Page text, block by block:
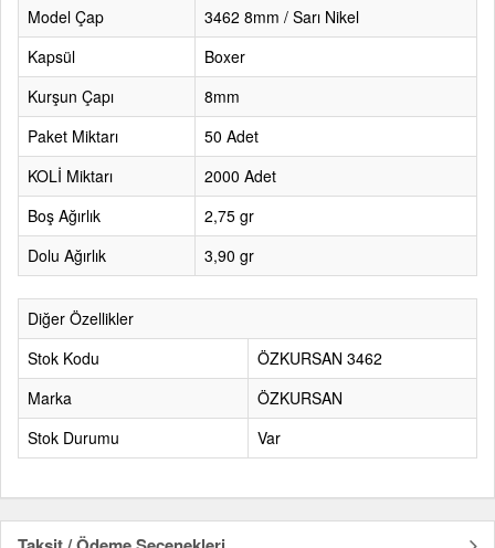
Model Çap
3462 8mm / Sarı Nikel
Kapsül
Boxer
Kurşun Çapı
8mm
Paket Miktarı
50 Adet
KOLİ Miktarı
2000 Adet
Boş Ağırlık
2,75 gr
Dolu Ağırlık
3,90 gr
Diğer Özellikler
Stok Kodu
ÖZKURSAN 3462
Marka
ÖZKURSAN
Stok Durumu
Var